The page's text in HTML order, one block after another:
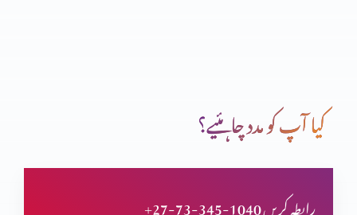
کھیلوں کی اہمیت
کیا آپ کو مدد چاہئیے؟
+27-73-345-1040 رابطہ کریں